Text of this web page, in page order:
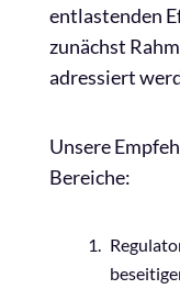
entlastenden
zunächst
adressiert
Unsere
Bereiche: